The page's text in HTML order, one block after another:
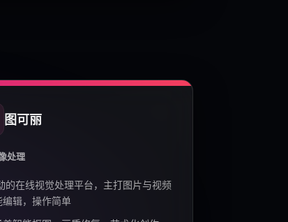
图可丽
处理
的在线视觉处理平台，主打图片与视频
编辑，操作简单